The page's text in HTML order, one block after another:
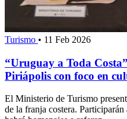
Turismo • 11 Feb 2026
“Uruguay a Toda
Piriápolis con foco en
El Ministerio de Turismo
de la franja costera. Participarán